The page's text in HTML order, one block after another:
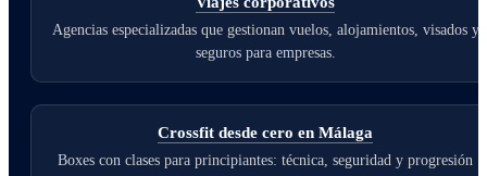
Agencias especializadas que gestionan vuelos, alojamientos, visados y
seguros para empresas.
Crossfit desde cero en Málaga
Boxes con clases para principiantes: técnica, seguridad y progresión